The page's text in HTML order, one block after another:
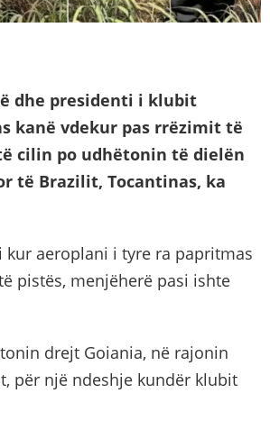
dhe presidenti i klubit
kanë vdekur pas rrëzimit të
cilin po udhëtonin të dielën
të Brazilit, Tocantinas, ka
kur aeroplani i tyre ra papritmas
pistës, menjëherë pasi ishte
drejt Goiania, në rajonin
për një ndeshje kundër klubit